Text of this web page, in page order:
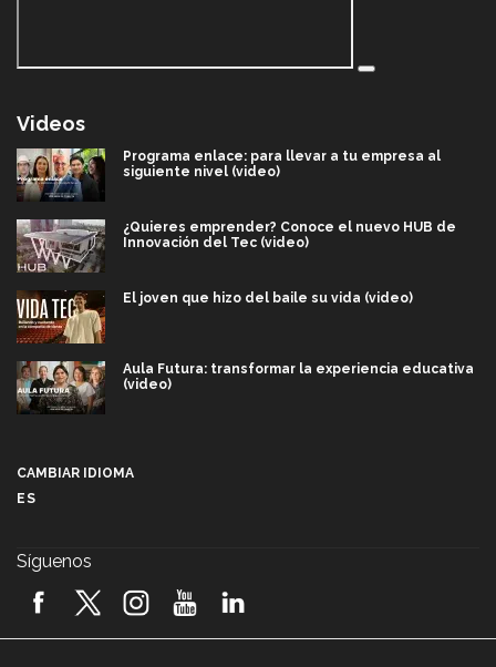
Videos
Programa enlace: para llevar a tu empresa al
siguiente nivel (video)
¿Quieres emprender? Conoce el nuevo HUB de
Innovación del Tec (video)
El joven que hizo del baile su vida (video)
Aula Futura: transformar la experiencia educativa
(video)
2026! (video)
CAMBIAR IDIOMA
ES
Síguenos